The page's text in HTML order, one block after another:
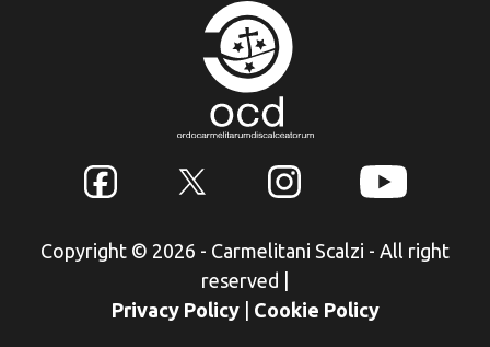
Copyright © 2026 - Carmelitani Scalzi - All right
reserved
Privacy Policy
Cookie Policy